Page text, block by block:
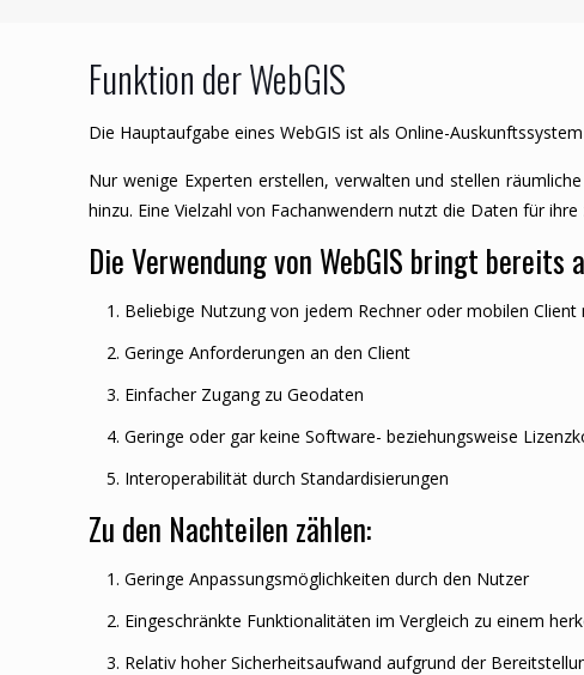
Funktion der WebGIS
Die Hauptaufgabe eines WebGIS ist als Online-
Nur wenige Experten erstellen, verwalten und stellen
hinzu. Eine Vielzahl von Fachanwendern nutzt die Daten für
Die Verwendung von WebGIS bringt
Beliebige Nutzung von jedem Rechner oder mobilen
Geringe Anforderungen an den Client
Einfacher Zugang zu Geodaten
Geringe oder gar keine Software- beziehungsweise
Interoperabilität durch Standardisierungen
Zu den Nachteilen zählen:
Geringe Anpassungsmöglichkeiten durch den Nutzer
Eingeschränkte Funktionalitäten im Vergleich zu einem
Relativ hoher Sicherheitsaufwand aufgrund der